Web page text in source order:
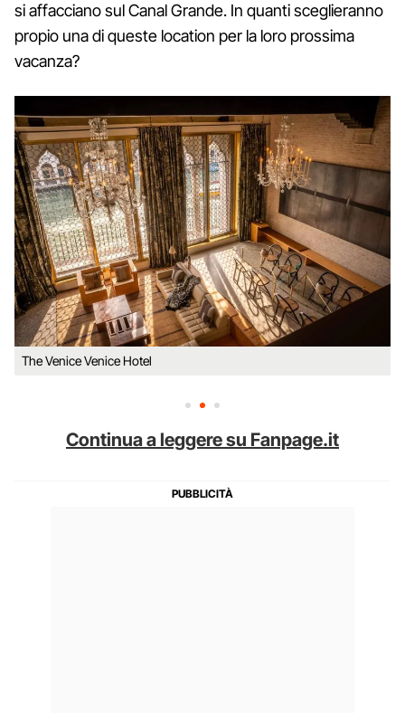
si affacciano sul Canal Grande. In quanti sceglieranno
propio una di queste location per la loro prossima
vacanza?
The Venice Venice Hotel
Continua a leggere su Fanpage.it